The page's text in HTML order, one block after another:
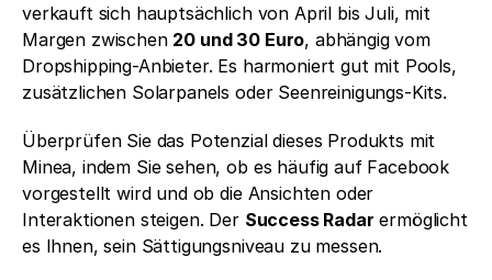
verkauft sich hauptsächlich von April bis Juli, mit
Margen zwischen 20 und 30 Euro, abhängig vom
Dropshipping-Anbieter. Es harmoniert gut mit Pools,
zusätzlichen Solarpanels oder Seenreinigungs-Kits.
Überprüfen Sie das Potenzial dieses Produkts mit
Minea, indem Sie sehen, ob es häufig auf Facebook
vorgestellt wird und ob die Ansichten oder
Interaktionen steigen. Der Success Radar ermöglicht
es Ihnen, sein Sättigungsniveau zu messen.